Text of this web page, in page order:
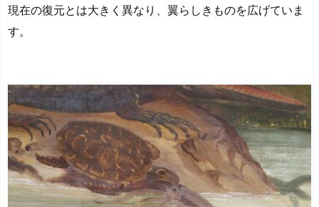
現在の復元とは大きく異なり、翼らしきものを広げていま
す。